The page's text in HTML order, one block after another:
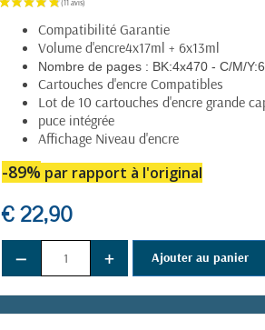
Compatibilité Garantie
Volume d'encre4x17ml + 6x13ml
Nombre de pages : BK:4x470 - C/M/
Cartouches d'encre Compatibles
Lot de 10 cartouches d'encre grande
puce intégrée
Affichage Niveau d'encre
-89% par rapport à l'original
€ 22,90
− + Ajouter au panier